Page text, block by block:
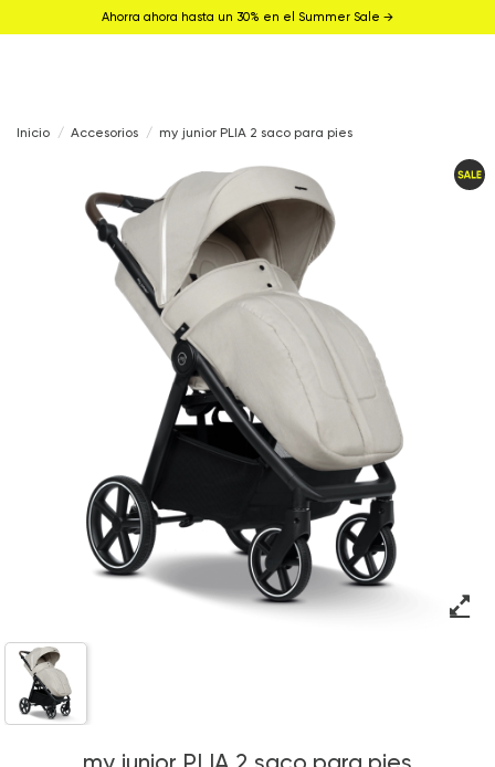
Ahorra ahora hasta un 30% en el Summer Sale →
Inicio Accesorios my junior PLIA 2 saco para pies